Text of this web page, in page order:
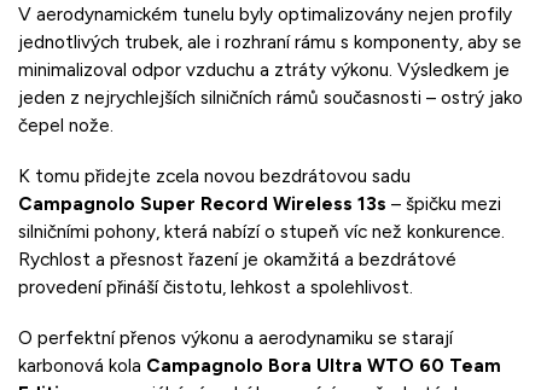
V aerodynamickém tunelu byly optimalizovány nejen profily
jednotlivých trubek, ale i rozhraní rámu s komponenty, aby se
minimalizoval odpor vzduchu a ztráty výkonu. Výsledkem je
jeden z nejrychlejších silničních rámů současnosti – ostrý jako
čepel nože.
K tomu přidejte zcela novou bezdrátovou sadu
Campagnolo Super Record Wireless 13s – špičku mezi
silničními pohony, která nabízí o stupeň víc než konkurence.
Rychlost a přesnost řazení je okamžitá a bezdrátové
provedení přináší čistotu, lehkost a spolehlivost.
O perfektní přenos výkonu a aerodynamiku se starají
karbonová kola Campagnolo Bora Ultra WTO 60 Team